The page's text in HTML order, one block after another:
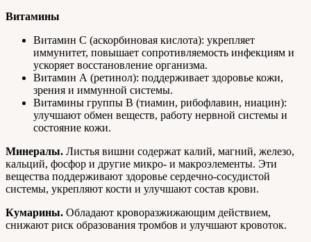
Витамины
Витамин С (аскорбиновая кислота): укрепляет
иммунитет, повышает сопротивляемость инфекциям и
ускоряет восстановление организма.
Витамин А (ретинол): поддерживает здоровье кожи,
зрения и иммунной системы.
Витамины группы B (тиамин, рибофлавин, ниацин):
улучшают обмен веществ, работу нервной системы и
состояние кожи.
Минералы. Листья вишни содержат калий, магний, железо,
кальций, фосфор и другие микро- и макроэлементы. Эти
вещества поддерживают здоровье сердечно-сосудистой
системы, укрепляют кости и улучшают состав крови.
Кумарины. Обладают кроворазжижающим действием,
снижают риск образования тромбов и улучшают кровоток.